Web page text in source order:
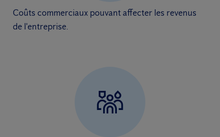
Coûts commerciaux pouvant affecter les revenus
de l'entreprise.